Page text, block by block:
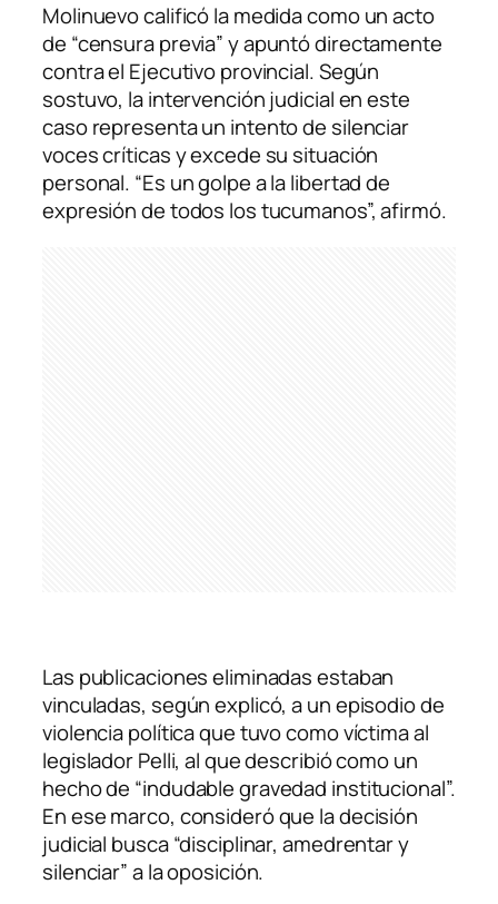
Molinuevo calificó la medida como un acto
de “censura previa” y apuntó directamente
contra el Ejecutivo provincial. Según
sostuvo, la intervención judicial en este
caso representa un intento de silenciar
voces críticas y excede su situación
personal. “Es un golpe a la libertad de
expresión de todos los tucumanos”, afirmó.
Las publicaciones eliminadas estaban
vinculadas, según explicó, a un episodio de
violencia política que tuvo como víctima al
legislador Pelli, al que describió como un
hecho de “indudable gravedad institucional”.
En ese marco, consideró que la decisión
judicial busca “disciplinar, amedrentar y
silenciar” a la oposición.